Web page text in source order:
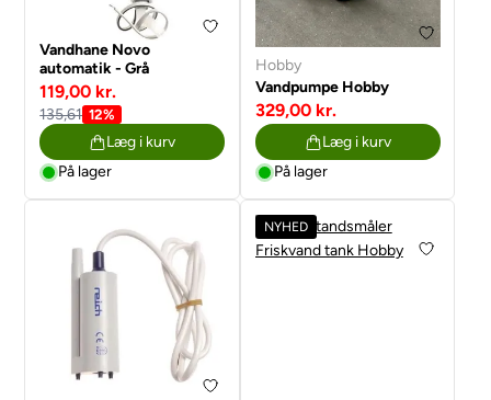
Vandhane Novo
automatik - Grå
119,00 kr.
135,61 12%
Læg i kurv
På lager
Hobby
Vandpumpe Hobby
329,00 kr.
Læg i kurv
På lager
NYHED